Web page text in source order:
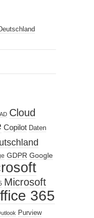
Cloud
Copilot Daten
GDPR Google
Microsoft
365
Purview